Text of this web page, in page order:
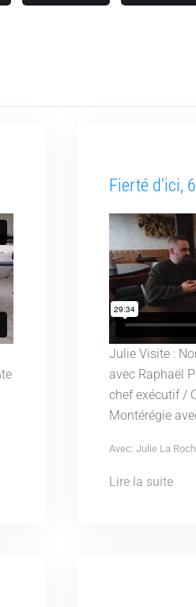
Fierté d'ici,
Julie Visite :
avec Raphaël
chef exécutif /
Montérégie
Avec: Julie La
Lire la suite